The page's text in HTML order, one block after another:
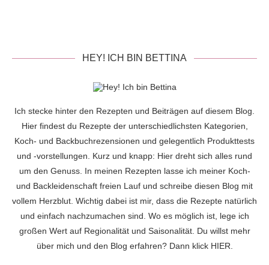
HEY! ICH BIN BETTINA
Ich stecke hinter den Rezepten und Beiträgen auf diesem Blog.
Hier findest du Rezepte der unterschiedlichsten Kategorien,
Koch- und Backbuchrezensionen und gelegentlich Produkttests
und -vorstellungen. Kurz und knapp: Hier dreht sich alles rund
um den Genuss. In meinen Rezepten lasse ich meiner Koch-
und Backleidenschaft freien Lauf und schreibe diesen Blog mit
vollem Herzblut. Wichtig dabei ist mir, dass die Rezepte natürlich
und einfach nachzumachen sind. Wo es möglich ist, lege ich
großen Wert auf Regionalität und Saisonalität. Du willst mehr
über mich und den Blog erfahren? Dann klick HIER